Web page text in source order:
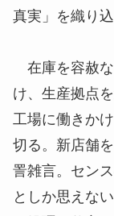
真実」を織り込
在庫を容赦な
け、生産拠点
工場に働きか
切る。新店舗
詈雑言。セン
としか思えな